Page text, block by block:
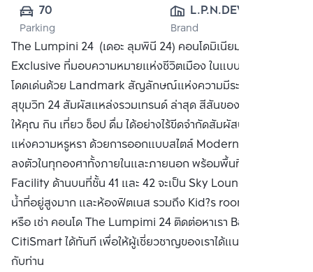
70
Parking
L.P.N.DEVELOPMENT
PUBLIC CO.,
LTD.
Brand
The Lumpini 24 (เดอะ ลุมพินี 24) คอนโดมิเนียมระดับ
Exclusive ที่มอบความหมายแห่งชีวิตเมือง ในแบบที่คุณค้นหา
โดดเด่นด้วย Landmark สัญลักษณ์แห่งความมีระดับใจกลาง
สุขุมวิท 24 สัมผัสแหล่งรวมเทรนด์ ล่าสุด สีสันของกรุงเทพฯ ที่
ให้คุณ กิน เที่ยว ช็อป ดื่ม ได้อย่างไร้ขีดจำกัดสัมผัสบรรยากาศ
แห่งความหรูหรา ด้วยการออกแบบสไตล์ Modern Luxury ที่
ลงตัวในทุกองศาทั้งภายในและภายนอก พร้อมพื้นที่ส่วนกลาง
Facility ด้านบนที่ชั้น 41 และ 42 จะเป็น Sky Lounge, สระว่าย
น้ำที่อยู่สูงมาก และห้องฟิตเนส รวมถึง Kid?s room ซื้อ ขาย
หรือ เช่า คอนโด The Lumpimi 24 ติดต่อหาเรา Bangkok
CitiSmart ได้ทันที เพื่อให้ผู้เชี่ยวชาญของเราได้แนะนำคอนโดให้
กับท่าน